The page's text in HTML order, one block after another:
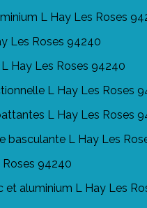
L Hay Les Roses
Les Roses 94240
Hay Les Roses 94240
L Hay Les Roses
L Hay Les Roses
basculante L Hay Les
94240
et aluminium L Hay Les